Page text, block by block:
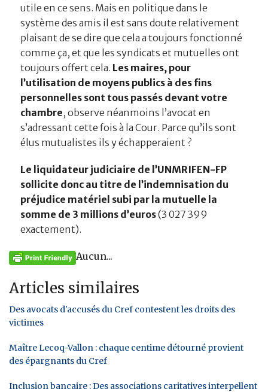
utile en ce sens. Mais en politique dans le
système des amis il est sans doute relativement
plaisant de se dire que cela a toujours fonctionné
comme ça, et que les syndicats et mutuelles ont
toujours offert cela. Les maires, pour
l’utilisation de moyens publics à des fins
personnelles sont tous passés devant votre
chambre, observe néanmoins l’avocat en
s’adressant cette fois à la Cour. Parce qu’ils sont
élus mutualistes ils y échapperaient ?
Le liquidateur judiciaire de l’UNMRIFEN-FP
sollicite donc au titre de l’indemnisation du
préjudice matériel subi par la mutuelle la
somme de 3 millions d’euros(3 027 399
exactement).
Aucun...
Articles similaires
Des avocats d'accusés du Cref contestent les droits des
victimes
Maître Lecoq-Vallon : chaque centime détourné provient
des épargnants du Cref
Inclusion bancaire : Des associations caritatives interpellent